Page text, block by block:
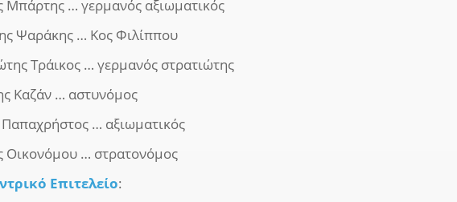
Μπάρτης … γερμανός αξιωματικός
Ψαράκης … Κος Φιλίππου
Τράικος … γερμανός στρατιώτης
Καζάν … αστυνόμος
… αξιωματικός
Οικονόμου … στρατονόμος
Επιτελείο: